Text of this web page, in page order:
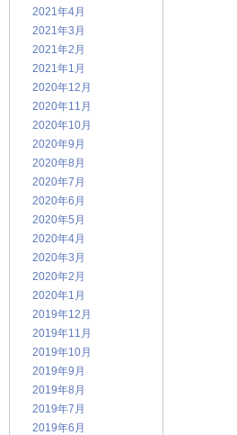
2021年4月
2021年3月
2021年2月
2021年1月
2020年12月
2020年11月
2020年10月
2020年9月
2020年8月
2020年7月
2020年6月
2020年5月
2020年4月
2020年3月
2020年2月
2020年1月
2019年12月
2019年11月
2019年10月
2019年9月
2019年8月
2019年7月
2019年6月